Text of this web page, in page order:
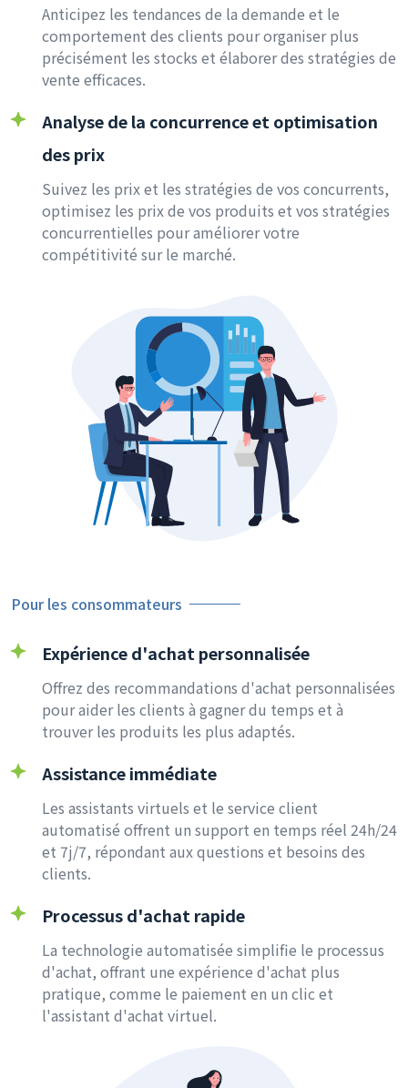
Anticipez les tendances de la demande et le
comportement des clients pour organiser plus
précisément les stocks et élaborer des stratégies de
vente efficaces.
Analyse de la concurrence et optimisation
des prix
Suivez les prix et les stratégies de vos concurrents,
optimisez les prix de vos produits et vos stratégies
concurrentielles pour améliorer votre
compétitivité sur le marché.
Pour les consommateurs
Expérience d'achat personnalisée
Offrez des recommandations d'achat personnalisées
pour aider les clients à gagner du temps et à
trouver les produits les plus adaptés.
Assistance immédiate
Les assistants virtuels et le service client
automatisé offrent un support en temps réel 24h/24
et 7j/7, répondant aux questions et besoins des
clients.
Processus d'achat rapide
La technologie automatisée simplifie le processus
d'achat, offrant une expérience d'achat plus
pratique, comme le paiement en un clic et
l'assistant d'achat virtuel.